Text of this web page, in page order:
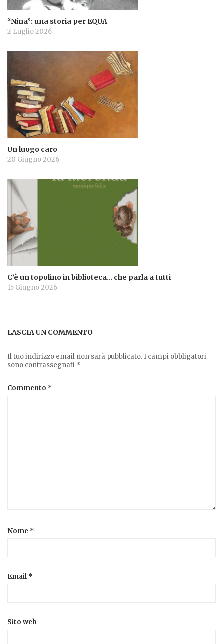
“Nina”: una storia per EQUA
2 Luglio 2026
Un luogo caro
20 Giugno 2026
C’è un topolino in biblioteca… che parla a tutti
15 Giugno 2026
LASCIA UN COMMENTO
Il tuo indirizzo email non sarà pubblicato. I campi obbligatori
sono contrassegnati *
Commento *
Nome *
Email *
Sito web